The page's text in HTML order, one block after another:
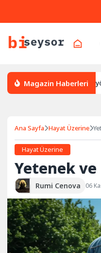
Magazin Haberleri
yön bulur, leylek yön
Ana Sayfa Hayat Üzerine
Hayat Üzerine
Yetenek
Rumi Cenova 06